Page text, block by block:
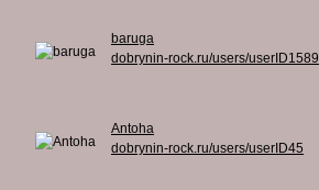
baruga
dobrynin-rock.ru/users/userID1589
Antoha
dobrynin-rock.ru/users/userID45